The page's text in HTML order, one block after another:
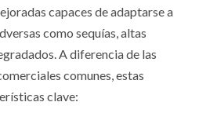
capaces de adaptarse a
como sequías, altas
A diferencia de las
comunes, estas
clave: